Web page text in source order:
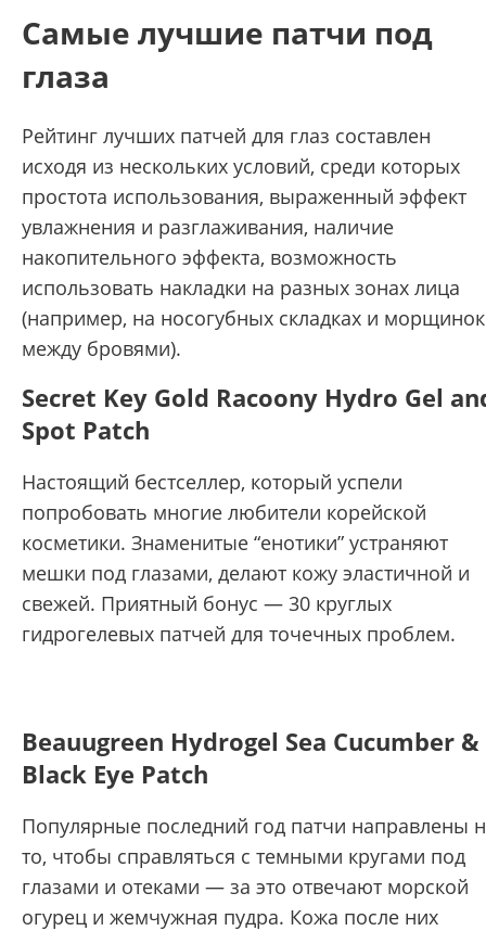
Самые лучшие патчи под
глаза
Рейтинг лучших патчей для глаз составлен
исходя из нескольких условий, среди которых
простота использования, выраженный эффект
увлажнения и разглаживания, наличие
накопительного эффекта, возможность
использовать накладки на разных зонах лица
(например, на носогубных складках и морщинок
между бровями).
Secret Key Gold Racoony Hydro Gel
Spot Patch
Настоящий бестселлер, который успели
попробовать многие любители корейской
косметики. Знаменитые “енотики” устраняют
мешки под глазами, делают кожу эластичной и
свежей. Приятный бонус — 30 круглых
гидрогелевых патчей для точечных проблем.
Beauugreen Hydrogel Sea Cucumber &
Black Eye Patch
Популярные последний год патчи направлены
то, чтобы справляться с темными кругами под
глазами и отеками — за это отвечают морской
огурец и жемчужная пудра. Кожа после них